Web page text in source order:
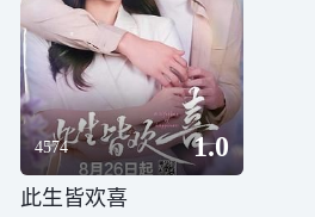
4574 1.0
此生皆欢喜